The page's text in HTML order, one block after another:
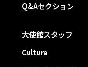
Q&Aセクション
大使館スタッフ
Culture